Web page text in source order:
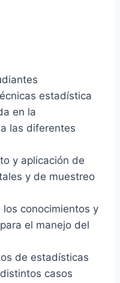
estadística
en la
las diferentes
y aplicación de
y de muestreo
conocimientos y
el manejo del
de estadísticas
casos